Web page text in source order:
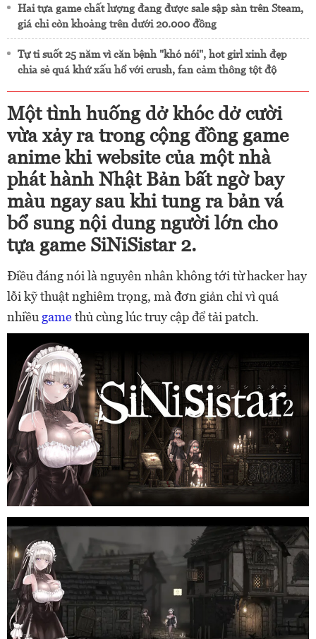
Hai tựa game chất lượng đang được sale sập sàn trên Steam,
giá chỉ còn khoảng trên dưới 20.000 đồng
Tự ti suốt 25 năm vì căn bệnh "khó nói", hot girl xinh đẹp
chia sẻ quá khứ xấu hổ với crush, fan cảm thông tột độ
Một tình huống dở khóc dở cười
vừa xảy ra trong cộng đồng game
anime khi website của một nhà
phát hành Nhật Bản bất ngờ bay
màu ngay sau khi tung ra bản vá
bổ sung nội dung người lớn cho
tựa game SiNiSistar 2.
Điều đáng nói là nguyên nhân không tới từ hacker hay
lỗi kỹ thuật nghiêm trọng, mà đơn giản chỉ vì quá
nhiều gamethủ cùng lúc truy cập để tải patch.